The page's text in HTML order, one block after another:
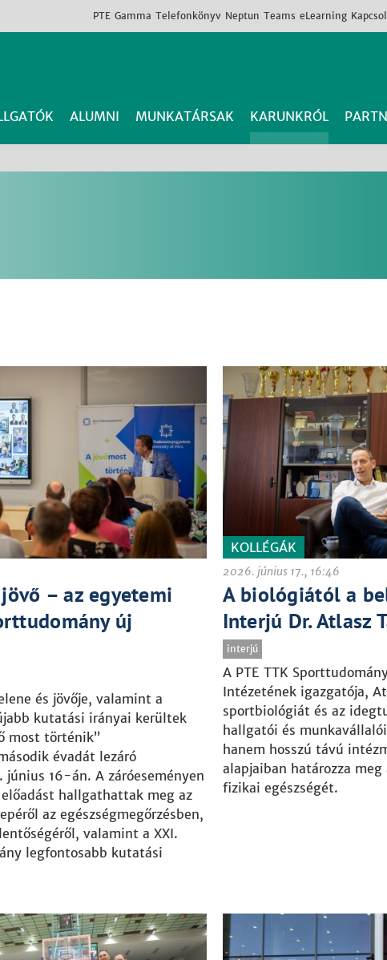
PTE Gamma Telefonkönyv Neptun Teams eLearning
ALUMNI MUNKATÁRSAK KARUNKRÓL
– az egyetemi
új
és jövője, valamint a
kutatási irányai kerültek
most történik”
évadát lezáró
június 16-án. A záróeseményen
hallgathattak meg az
az egészségmegőrzésben,
valamint a XXI.
legfontosabb kutatási
KOLLÉGÁK
2026. június 17., 16:46
A biológiától a
Interjú Dr. Atlasz
interjú
A PTE TTK
Intézetének igazgatója,
sportbiológiát és az
hallgatói és
hanem hosszú távú
alapjaiban határozza
fizikai egészségét.